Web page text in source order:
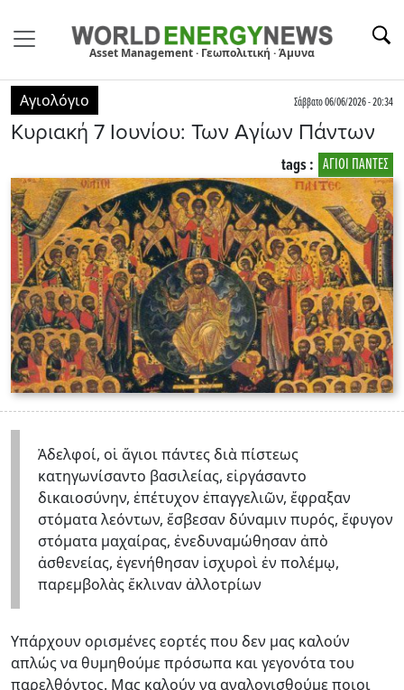
Asset Management · Γεωπολιτική · Άμυνα
Αγιολόγιο Σάββατο 06/06/2026 - 20:34
Κυριακή 7 Ιουνίου: Των Αγίων Πάντων
AΓΙΟΙ ΠΑΝΤΕΣ
tags :
Ἀδελφοί, οἱ ἅγιοι πάντες διὰ πίστεως
κατηγωνίσαντο βασιλείας, εἰργάσαντο
δικαιοσύνην, ἐπέτυχον ἐπαγγελιῶν, ἔφραξαν
στόματα λεόντων, ἔσβεσαν δύναμιν πυρός, ἔφυγον
στόματα μαχαίρας, ἐνεδυναμώθησαν ἀπὸ
ἀσθενείας, ἐγενήθησαν ἰσχυροὶ ἐν πολέμῳ,
παρεμβολὰς ἔκλιναν ἀλλοτρίων
Υπάρχουν ορισμένες εορτές που δεν μας καλούν
απλώς να θυμηθούμε πρόσωπα και γεγονότα του
παρελθόντος. Μας καλούν να αναλογισθούμε ποιοι